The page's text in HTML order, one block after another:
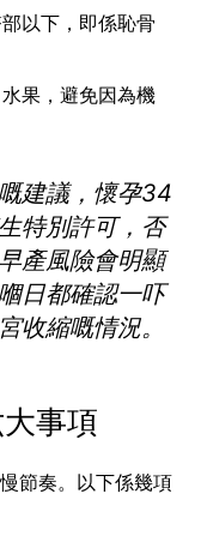
以下，即係恥骨
果，避免因為機
建議，懷孕34
特別許可，否
產風險會明顯
日都確認一吓
收縮嘅情況。
事項
節奏。以下係幾項